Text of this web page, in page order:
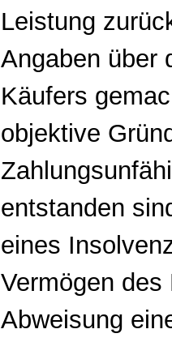
Leistung
Angaben über
Käufers
objektive
entstanden
eines
Vermögen
Abweisung